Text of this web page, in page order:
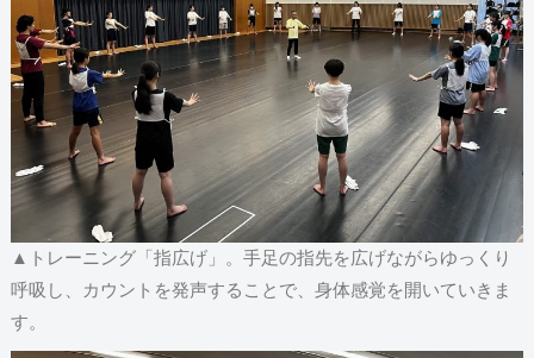
▲トレーニング「指広げ」。手足の指先を広げながらゆっくり
呼吸し、カウントを発声することで、身体感覚を開いていきま
す。